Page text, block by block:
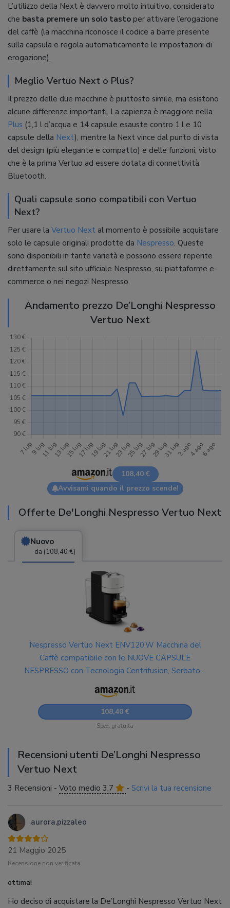
L’utilizzo della Next è davvero molto intuitivo, considerato
che basta premere un solo tasto per attivare l’erogazione
del caffè (la macchina riconosce il codice a barre presente
sulla capsula e regola automaticamente le impostazioni di
erogazione).
Meglio Vertuo Next o Plus?
Il prezzo delle due macchine è piuttosto simile, ma esistono
alcune differenze importanti. La capienza è maggiore nella
Plus (1,1 l d’acqua e 14 capsule esauste contro 1 l e 10
capsule della Next), mentre la Next vince dal punto di vista
del design (più elegante e compatto) e delle funzioni, visto
che è la prima Vertuo ad essere dotata di connettività
Bluetooth.
Quali capsule sono compatibili con Vertuo
Next?
Per usare la Vertuo Next al momento è possibile acquistare
solo le capsule originali prodotte da Nespresso. Queste
sono disponibili in tante varietà e possono essere reperite
direttamente sul sito ufficiale Nespresso, su piattaforme e-
commerce o nei negozi Nespresso.
Andamento prezzo De’Longhi Nespresso
Vertuo Next
108,40 €
Avvisami quando il prezzo scende!
Offerte De'Longhi Nespresso Vertuo Next
Nuovo
da (108,40 €)
Nespresso Vertuo Next ENV120.W Macchina del
Caffè compatibile con le NUOVE CAPSULE
NESPRESSO con Tecnologia Centrifusion, Serbatoio
acqua 1L, Bianco
108,40 €
Sped. gratuita
Recensioni utenti De’Longhi Nespresso
Vertuo Next
3 Recensioni - Voto medio 3,7 - Scrivi la tua recensione
aurora.pizzaleo
21 Maggio 2025
Recensione non verificata
ottima!
Ho deciso di acquistare la De’Longhi Nespresso Vertuo Next